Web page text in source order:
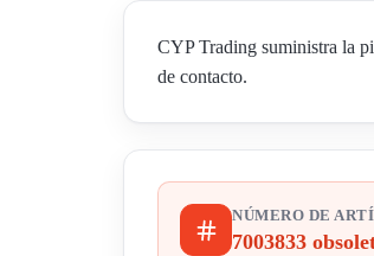
CYP Trading suministra la
de contacto.
NÚMERO DE
7003833